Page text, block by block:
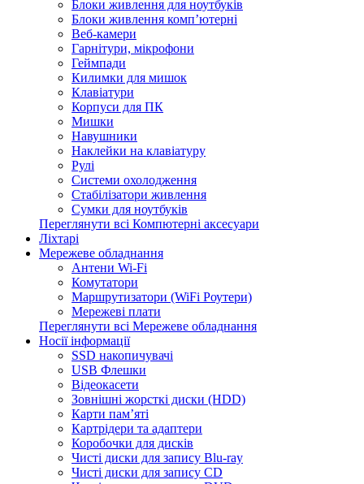
Блоки живлення для ноутбуків
Блоки живлення комп’ютерні
Веб-камери
Гарнітури, мікрофони
Геймпади
Килимки для мишок
Клавіатури
Корпуси для ПК
Мишки
Навушники
Наклейки на клавіатуру
Рулі
Системи охолодження
Стабілізатори живлення
Сумки для ноутбуків
Переглянути всі Компютерні аксесуари
Ліхтарі
Мережеве обладнання
Антени Wi-Fi
Комутатори
Маршрутизатори (WiFi Роутери)
Мережеві плати
Переглянути всі Мережеве обладнання
Носії інформації
SSD накопичувачі
USB Флешки
Відеокасети
Зовнішні жорсткі диски (HDD)
Карти пам’яті
Картрідери та адаптери
Коробочки для дисків
Чисті диски для запису Blu-ray
Чисті диски для запису CD